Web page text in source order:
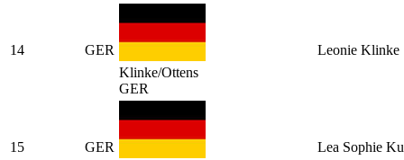
14
GER
Klinke/Ottens
GER
Leonie Klinke
15
GER
Lea Sophie